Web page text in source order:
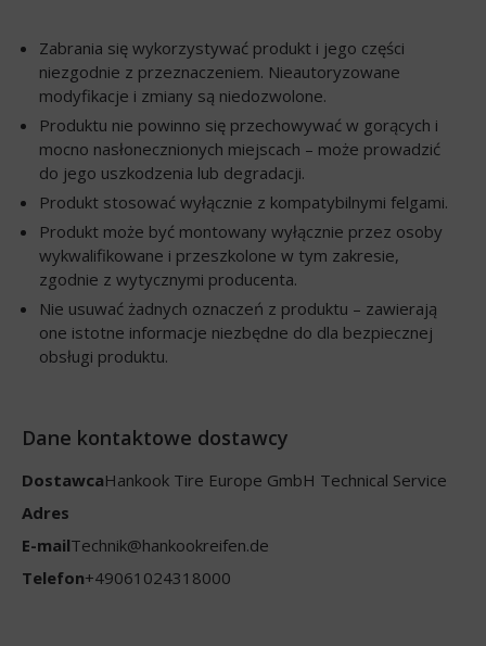
Zabrania się wykorzystywać produkt i jego części
niezgodnie z przeznaczeniem. Nieautoryzowane
modyfikacje i zmiany są niedozwolone.
Produktu nie powinno się przechowywać w gorących i
mocno nasłonecznionych miejscach – może prowadzić
do jego uszkodzenia lub degradacji.
Produkt stosować wyłącznie z kompatybilnymi felgami.
Produkt może być montowany wyłącznie przez osoby
wykwalifikowane i przeszkolone w tym zakresie,
zgodnie z wytycznymi producenta.
Nie usuwać żadnych oznaczeń z produktu – zawierają
one istotne informacje niezbędne do dla bezpiecznej
obsługi produktu.
Dane kontaktowe dostawcy
DostawcaHankook Tire Europe GmbH Technical Service
Adres
E-mailTechnik@hankookreifen.de
Telefon+49061024318000